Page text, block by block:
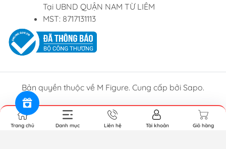
Tại UBND QUẬN NAM TỪ LIÊM
MST: 8717131113
Bản quyền thuộc về M Figure. Cung cấp bởi Sapo.
Trang chủ Danh mục Liên hệ Tài khoản Giỏ hàng